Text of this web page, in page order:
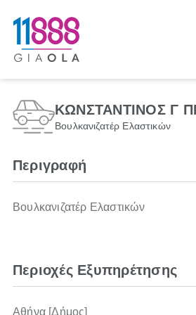
ΚΩΝΣΤΑΝΤΙΝΟΣ Γ
Βουλκανιζατέρ Ελαστικών
Περιγραφή
Βουλκανιζατέρ Ελαστικών
Περιοχές Εξυπηρέτησης
Αθήνα [Δήμος]